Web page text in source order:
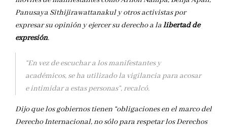
Panusaya Sithijirawattanakul y otros activistas por
expresar su opinión y ejercer su derecho a lalibertad de
expresión.
“En vez de escuchar a los manifestantes y
académicos, se ha utilizado la vigilancia para acosar
e intimidar a estas personas”, recalcó.
Dijo que los gobiernos tienen “obligaciones en el marco del
Derecho Internacional, no sólo para respetar los Derechos